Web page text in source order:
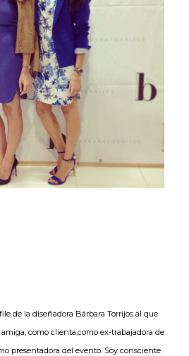
de la diseñadora Bárbara Torrijos al que
como clienta,como ex-trabajadora de
presentadora del evento. Soy consciente